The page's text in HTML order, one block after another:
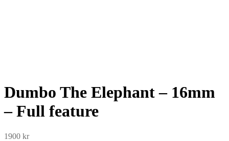
Dumbo The Elephant – 16mm
– Full feature
1900 kr